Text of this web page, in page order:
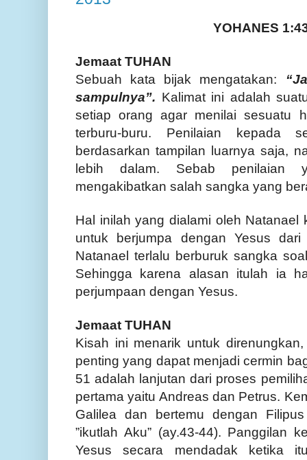
YOHANES
Jemaat TUHAN
Sebuah kata bijak mengatakan:
sampulnya”. Kalimat ini adalah
setiap orang agar menilai sesuatu
terburu-buru. Penilaian kepada
berdasarkan tampilan luarnya saja,
lebih dalam. Sebab penilaian
mengakibatkan salah sangka yang
Hal inilah yang dialami oleh Natanael
untuk berjumpa dengan Yesus
Natanael terlalu berburuk sangka
Sehingga karena alasan itulah ia
perjumpaan dengan Yesus.
Jemaat TUHAN
Kisah ini menarik untuk
penting yang dapat menjadi cermin
51 adalah lanjutan dari proses
pertama yaitu Andreas dan Petrus.
Galilea dan bertemu dengan
”ikutlah Aku” (ay.43-44). Panggilan
Yesus secara mendadak ketika